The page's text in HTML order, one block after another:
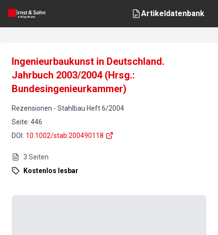
Artikeldatenbank
Ingenieurbaukunst in Deutschland.
Jahrbuch 2003/2004 (Hrsg.:
Bundesingenieurkammer)
Rezensionen - Stahlbau Heft6/2004
Seite: 446
DOI : 10.1002/stab.200490118
3 Seiten
Kostenlos lesbar